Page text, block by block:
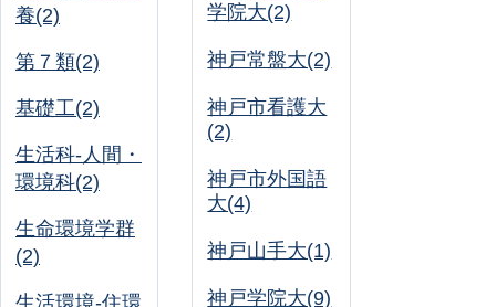
養(2)
第７類(2)
基礎工(2)
生活科-人間・
環境科(2)
生命環境学群
(2)
生活環境-住環
学院大(2)
神戸常盤大(2)
神戸市看護大
(2)
神戸市外国語
大(4)
神戸山手大(1)
神戸学院大(9)